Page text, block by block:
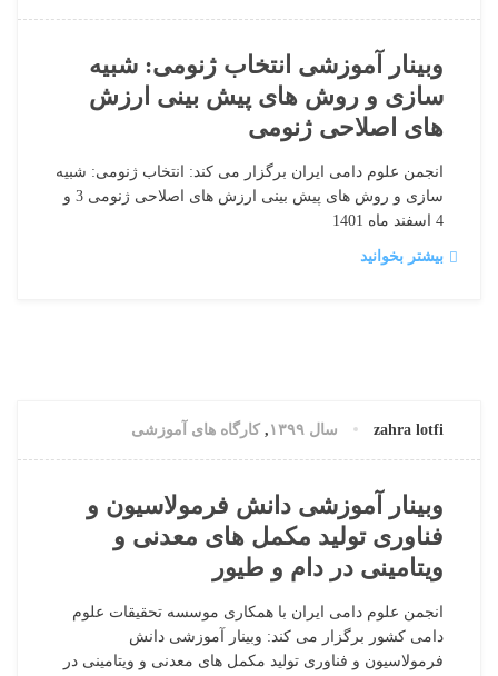
وبینار آموزشی انتخاب ژنومی: شبیه
سازی و روش های پیش بینی ارزش
های اصلاحی ژنومی
انجمن علوم دامی ایران برگزار می کند: انتخاب ژنومی: شبیه
سازی و روش های پیش بینی ارزش های اصلاحی ژنومی 3 و
4 اسفند ماه 1401
بیشتر بخوانید
zahra lotfi سال ۱۳۹۹ , کارگاه های آموزشی
وبینار آموزشی دانش فرمولاسیون و
فناوری تولید مکمل های معدنی و
ویتامینی در دام و طیور
انجمن علوم دامی ایران با همکاری موسسه تحقیقات علوم
دامی کشور برگزار می کند: وبینار آموزشی دانش
فرمولاسیون و فناوری تولید مکمل های معدنی و ویتامینی در